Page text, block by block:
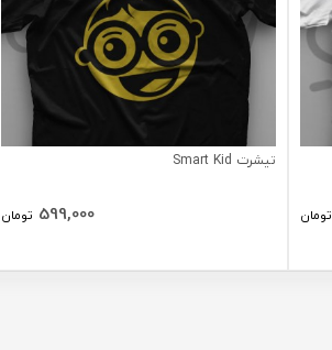
تومان
تیشرت Smart Kid
599,000 تومان